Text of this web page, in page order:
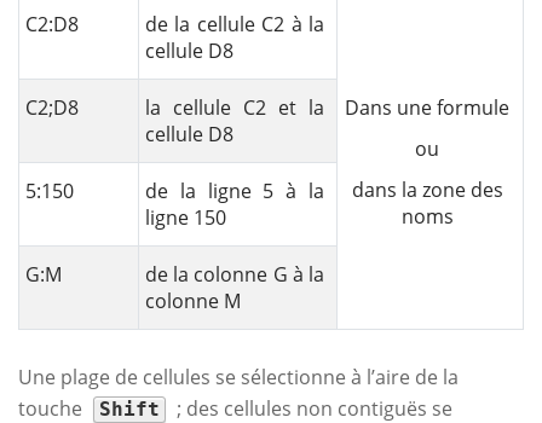
C2:D8
de la cellule C2 à la
cellule D8
Dans une formule
ou
dans la zone des
noms
C2;D8
la cellule C2 et la
cellule D8
5:150
de la ligne 5 à la
ligne 150
G:M
de la colonne G à la
colonne M
Une plage de cellules se sélectionne à l’aire de la
touche
Shift
; des cellules non contiguës se